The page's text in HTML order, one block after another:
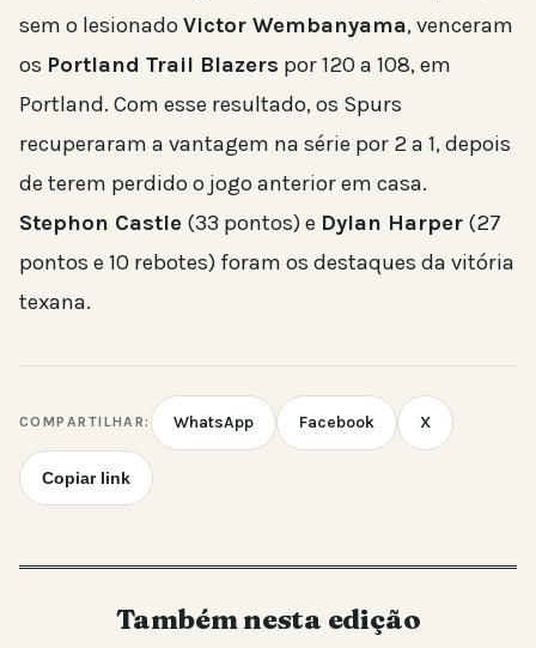
sem o lesionadoVictor Wembanyama, venceram
os Portland Trail Blazers por 120 a 108, em
Portland. Com esse resultado, os Spurs
recuperaram a vantagem na série por 2 a 1, depois
de terem perdido o jogo anterior em casa.
Stephon Castle (33 pontos) e Dylan Harper (27
pontos e 10 rebotes) foram os destaques da vitória
texana.
COMPARTILHAR: WhatsApp Facebook X
Copiar link
Também nesta edição